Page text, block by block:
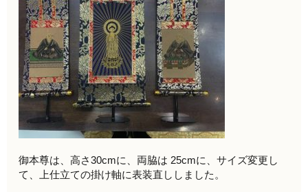
御本尊は、高さ30cmに、両脇は 25cmに、サイズ変更し
て、上仕立ての掛け軸に表装直ししました。